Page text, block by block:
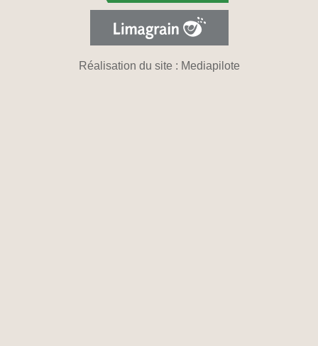
Réalisation du site : Mediapilote